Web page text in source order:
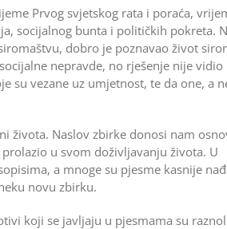
Prvog svjetskog rata i poraća,
socijalnog bunta i političkih pokreta.
dobro je poznavao život
nepravde, no rješenje nije vidio
su vezane uz umjetnost, te da one, a
života. Naslov zbirke donosi nam
u svom doživljavanju života. U
a mnoge su pjesme kasnije
novu zbirku.
koji se javljaju u pjesmama su